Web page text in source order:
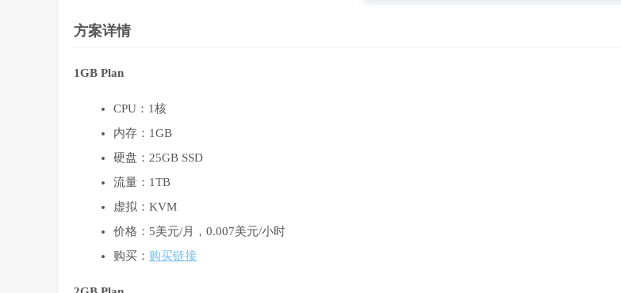
方案详情
1GB Plan
CPU：1核
内存：1GB
硬盘：25GB SSD
流量：1TB
虚拟：KVM
价格：5美元/月，0.007美元/小时
购买： 购买链接